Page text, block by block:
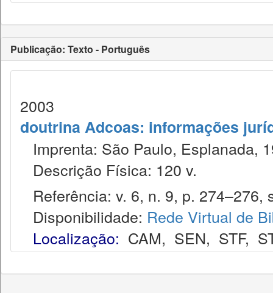
Publicação: Texto - Português
2003
doutrina Adcoas: informações
Imprenta: São Paulo, Esplanada,
Descrição Física: 120 v.
Referência: v. 6, n. 9, p. 274–276,
Disponibilidade: Rede Virtual de
Localização: CAM, SEN, STF,